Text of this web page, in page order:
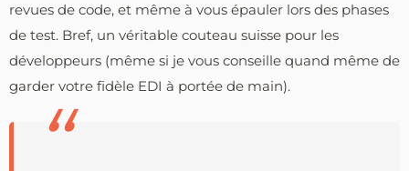
revues de code, et même à vous épauler lors des phases
de test. Bref, un véritable couteau suisse pour les
développeurs (même si je vous conseille quand même de
garder votre fidèle EDI à portée de main).